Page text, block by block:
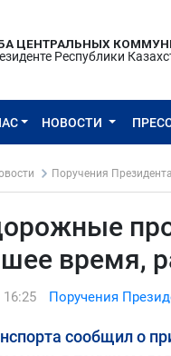
ЦЕНТРАЛЬНЫХ
Республики
НОВОСТИ
Поручения
время,
16:25 Поручения
сообщил о